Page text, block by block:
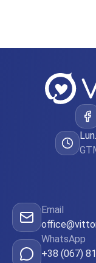
Email
WhatsApp
+38 (067)